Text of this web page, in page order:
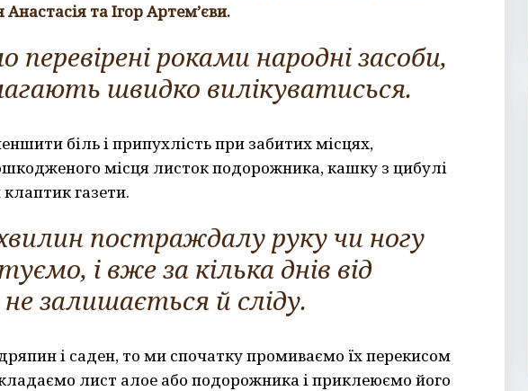
та Ігор Артем’єви.
перевірені роками народні засоби,
швидко вилікуватисься.
біль і припухлість при забитих місцях,
місця листок подорожника, кашку з цибулі
газети.
постраждалу руку чи ногу
і вже за кілька днів від
залишається й сліду.
і саден, то ми спочатку промиваємо їх перекисом
лист алое або подорожника і приклеюємо його